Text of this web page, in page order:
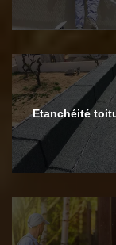
Etanchéité